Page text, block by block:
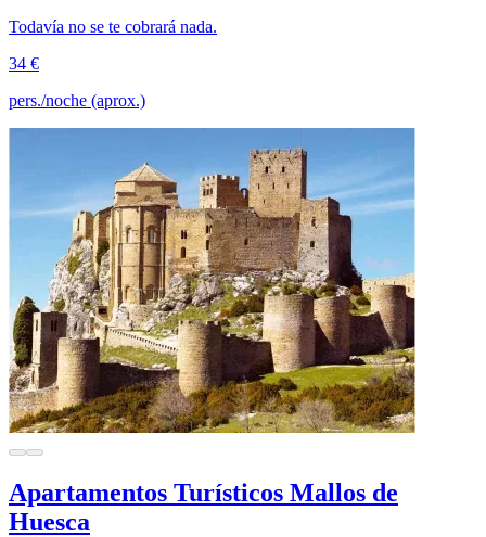
Todavía no se te cobrará nada.
34 €
pers./noche (aprox.)
Apartamentos Turísticos Mallos de
Huesca